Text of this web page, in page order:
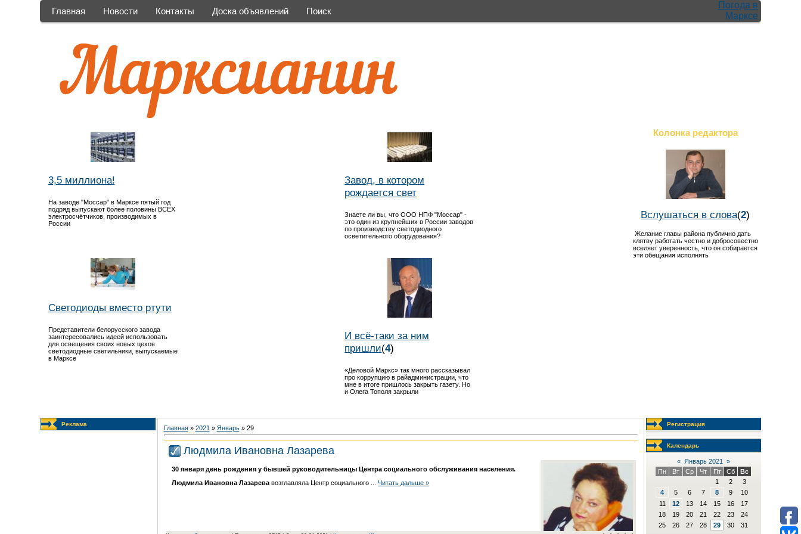
Главная Новости Контакты Доска объявлений Поиск
Погода в
Марксе
3,5 миллиона!
На заводе "Моссар" в Марксе пятый год
подряд выпускают более половины ВСЕХ
электросчётчиков, производимых в
России
Завод, в котором
рождается свет
Знаете ли вы, что ООО НПФ "Моссар" -
это один из крупнейших в России заводов
по производству светодиодного
осветительного оборудования?
Светодиоды вместо ртути
Представители белорусского завода
заинтересовались идеей использовать
для освещения своих новых цехов
светодиодные светильники, выпускаемые
в Марксе
И всё-таки за ним
пришли(4)
«Деловой Маркс» так много рассказывал
про коррупцию в райадминистрации, что
мне в итоге пришлось закрыть газету. Но
и Олега Тополя закрыли
Колонка редактора
Вслушаться в слова(2)
Желание главы района публично дать
клятву работать честно и добросовестно
вселяет уверенность, что он собирается
эти обещания исполнять
Реклама
Главная» 2021 » Январь » 29
Людмила Ивановна Лазарева
30 января день рождения у бывшей руководительницы Центра социального обслуживания населения.
Людмила Ивановна Лазарева возглавляла Центр социального ...Читать дальше »
Регистрация
Календарь
« Январь 2021
»
Пн
Вт Ср Чт Пт Сб
Вс
1
2
3
4
5 6 7 8 9
10
11
12 13 14 15 16
17
18
19 20 21 22 23
24
25
26 27 28 29 30 31